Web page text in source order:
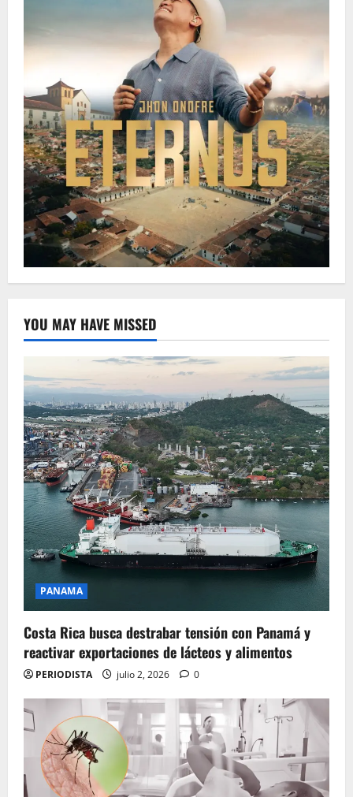
YOU MAY HAVE MISSED
PANAMA
Costa Rica busca destrabar tensión con Panamá y
reactivar exportaciones de lácteos y alimentos
PERIODISTA julio 2, 2026 0